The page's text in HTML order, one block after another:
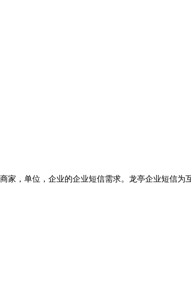
家，单位，企业的企业短信需求。龙亭企业短信